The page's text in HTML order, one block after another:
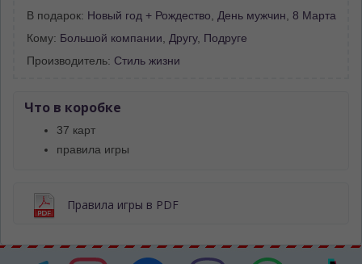
В подарок: Новый год + Рождество День мужчин 8 Марта
Кому: Большой компании Другу, Подруге
Производитель: Стиль жизни
Что в коробке
37 карт
правила игры
Правила игры в PDF